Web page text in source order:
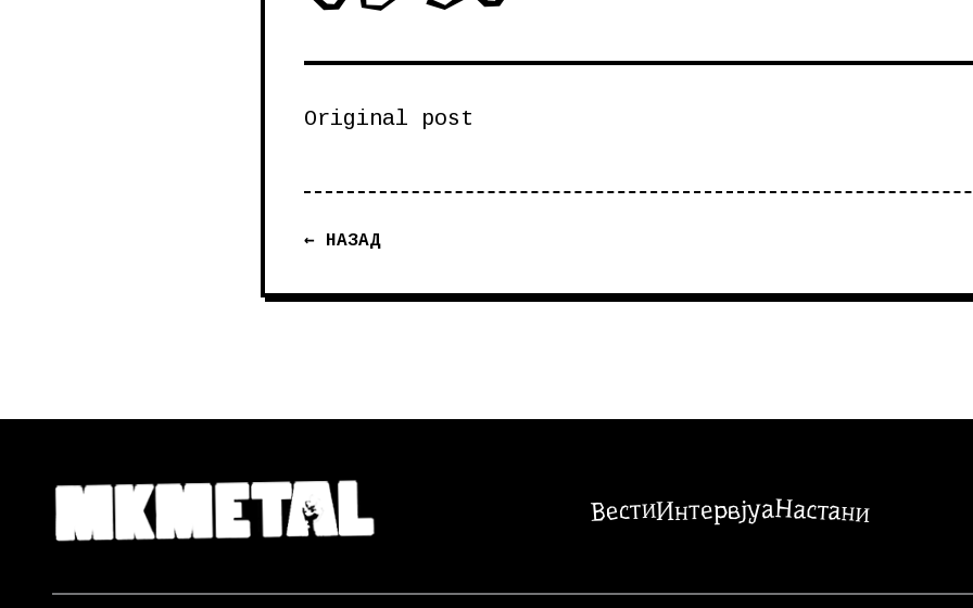
Original post
← НАЗАД
ВестиИнтервјуаНастани